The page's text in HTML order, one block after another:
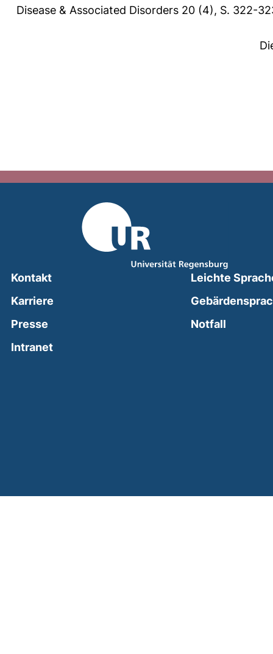
Disease & Associated Disorders 20 (4), S. 322-
Kontakt
Karriere
Presse
Intranet(external link, opens in a new window)
Leichte
Notfall